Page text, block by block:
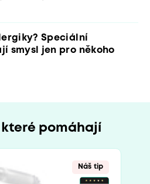
Speciální
smysl jen pro někoho
které pomáhají
Náš tip